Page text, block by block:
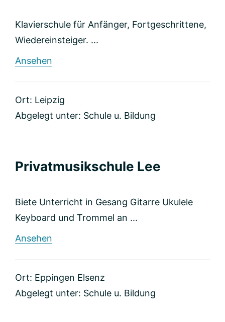
Klavierschule für Anfänger, Fortgeschrittene,
Wiedereinsteiger. ...
Ansehen
Ort: Leipzig
Abgelegt unter: Schule u. Bildung
Privatmusikschule Lee
Biete Unterricht in Gesang Gitarre Ukulele
Keyboard und Trommel an ...
Ansehen
Ort: Eppingen Elsenz
Abgelegt unter: Schule u. Bildung